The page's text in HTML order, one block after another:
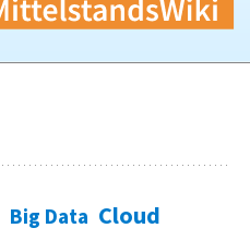
Big Data Cloud